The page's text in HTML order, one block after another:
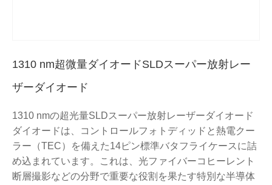
1310 nm超微量ダイオードSLDスーパー放射レー
ザーダイオード
1310 nmの超光量SLDスーパー放射レーザーダイオード
ダイオードは、コントロールフォトディッドと熱電クー
ラー（TEC）を備えた14ピン標準バタフライケースに詰
め込まれています。これは、光ファイバーコヒーレント
断層撮影などの分野で重要な役割を果たす特別な半導体